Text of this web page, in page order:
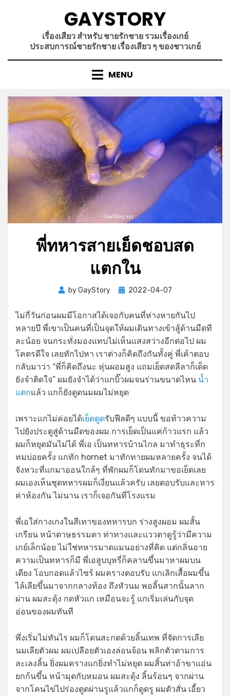
GAYSTORY
เรื่องเสียว สำหรับ ชายรักชาย รวมเรื่องเกย์
ประสบการณ์ชายรักชาย เรื่องเสียว ๆ ของชาวเกย์
MENU
พี่ทหารสายเย็ดชอบสด
แตกใน
byGayStory
Posted
2022-04-07
ไม่กี่วันก่อนผมมีโอกาสได้เจอกับคนที่ห่างหายกันไป
หลายปี พี่เขาเป็นคนที่เป็นจุดให้ผมเดินทางเข้าสู้ด้านมืดที
ละน้อย จนกระทั่งมองแทบไม่เห็นแสงสว่างอีกต่อไป ผม
โคตรดีใจ เลยทักไปหา เราต่างก็คิดถึงกันทั้งคู่ พี่เค้าตอบ
กลับมาว่า “พี่ก็คิดถึงนะ หุ่นผอมสูง แถมเย็ดสดลีลาก็เด็ด
ยังจำติดใจ” ผมยังจำได้ว่าแกบิ๊วผมจนร่านขนาดไหน น้ำ
แตกแล้ว แกก็ยังดูดนมผมไม่หยุด
เพราะแกไม่ค่อยได้เย็ดตูดรับฟีลดีๆ แบบนี้ ขอท้าวความ
ไปยังประตูสู่ด้านมืดของผม การเย็ดเป็นแค่ก้าวแรก แล้ว
ผมก็หยุดมันไม่ได้ พี่เอ เป็นทหารบ้านไกล มาทำธุระที่ก
ทมบ่อยครั้ง แกทัก hornet มาทักทายผมหลายครั้ง จนได้
จังหวะที่แกมาออนใกล้ๆ ที่พักผมก็โดนทักมาขอเย็ดเลย
ผมเองเห็นชุดทหารผมก็เงี่ยนแล้วครับ เลยตอบรับและหาร
ค่าห้องกัน ไม่นาน เราก็เจอกันที่โรงแรม
พี่เอใส่กางเกงในสีเทาของทหารบก ร่างสูงผอม ผมสั้น
เกรียน หน้าตาษธรรมดา ท่าทางและแววตาดูรู้ว่ามีความ
เกย์เล็กน้อย ไม่ใช่ทหารมาดแมนอย่างที่คิด แต่กลิ่นอาย
ความเป็นทหารก็มี พี่เอสูบบุหรี่ก็คลานขึ้นมาหาผมบน
เตียง โอบกอดแล้วไซร้ ผมครางตอบรับ แกเลิกเสื้อผมขึ้น
ไล้เลียขึ้นมาจากกลางท้อง ถึงหัวนม พอลิ้นสากนั้นลาก
ผ่าน ผมสะดุ้ง กดหัวแก เหมือนจะรู้ แกเริ่มเล่นกับจุด
อ่อนของผมทันที
พึ่งเริ่มไม่ทันไร ผมก็โดนสะกดด้วยลิ้นเทพ ที่จัดการเลีย
นมเลียตัวผม ผมเปลือยตัวเองล่อนจ้อน พลิกตัวตามการ
ละเลงลิ้น ยิ่งผมครางแกยิ่งทำไม่หยุด ผมสิ้นท่าอ้าขาแอ่น
ยกก้นขึ้น หน้ามุดกับหมอน ผมสะดุ้ง ลิ้นร้อนๆ จากผ่าน
จากโคนไข่ไปร่องตูดผ่านรูแล้วแกก็ดูดรู ผมตัวสั่น เอี้ยว